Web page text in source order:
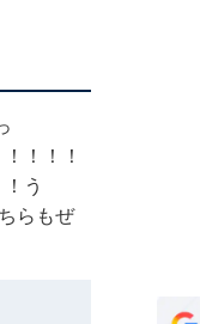
！！！
う
らもぜ